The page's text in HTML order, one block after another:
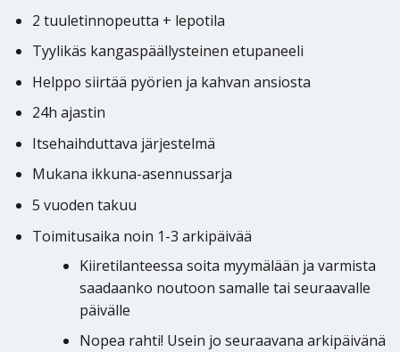
2 tuuletinnopeutta + lepotila
Tyylikäs kangaspäällysteinen etupaneeli
Helppo siirtää pyörien ja kahvan ansiosta
24h ajastin
Itsehaihduttava järjestelmä
Mukana ikkuna-asennussarja
5 vuoden takuu
Toimitusaika noin 1-3 arkipäivää
Kiiretilanteessa soita myymälään ja varmista
saadaanko noutoon samalle tai seuraavalle
päivälle
Nopea rahti! Usein jo seuraavana arkipäivänä